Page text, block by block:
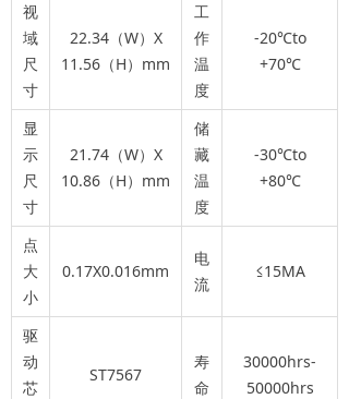
视
域
尺
寸
22.34（W）X
11.56（H）mm
工
作
温
度
-20℃to
+70℃
显
示
尺
寸
21.74（W）X
10.86（H）mm
储
藏
温
度
-30℃to
+80℃
点
大
小
0.17X0.016mm
电
流
≤15MA
驱
动
芯
ST7567
寿
命
30000hrs-
50000hrs